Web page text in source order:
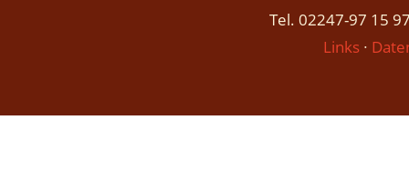
Tel. 02247-97 15
Links∙